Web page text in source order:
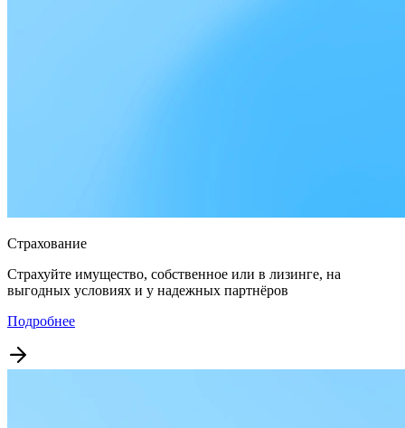
Страхование
Страхуйте имущество, собственное или в лизинге, на
выгодных условиях и у надежных партнёров
Подробнее